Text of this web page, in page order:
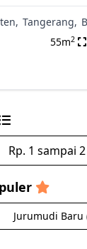
Tangerang,
55m2
Rp. 1 sampai
Jurumudi Baru